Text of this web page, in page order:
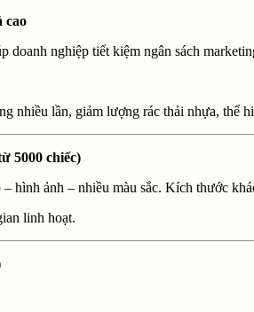
cao
doanh nghiệp tiết kiệm ngân sách
nhiều lần, giảm lượng rác thải nhựa, thể
5000 chiếc)
hình ảnh – nhiều màu sắc. Kích thước
linh hoạt.